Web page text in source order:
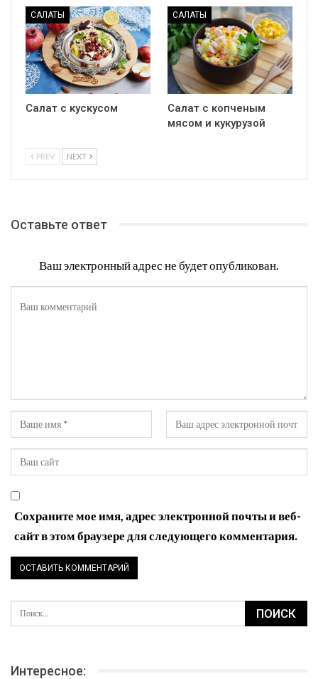
САЛАТЫ
Салат с кускусом
САЛАТЫ
Салат с копченым
мясом и кукурузой
PREV NEXT
Оставьте ответ
Ваш электронный адрес не будет опубликован.
Сохраните мое имя, адрес электронной почты и веб-
сайт в этом браузере для следующего комментария.
Интересное: